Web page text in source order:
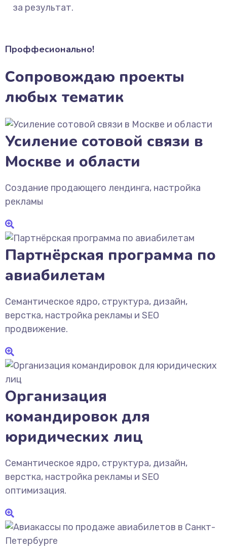
за результат.
Проффесионально!
Сопровождаю проекты
любых тематик
Усиление сотовой связи в
Москве и области
Создание продающего лендинга, настройка
рекламы
Партнёрская программа по
авиабилетам
Семантическое ядро, структура, дизайн,
верстка, настройка рекламы и SEO
продвижение.
Организация
командировок для
юридических лиц
Семантическое ядро, структура, дизайн,
верстка, настройка рекламы и SEO
оптимизация.